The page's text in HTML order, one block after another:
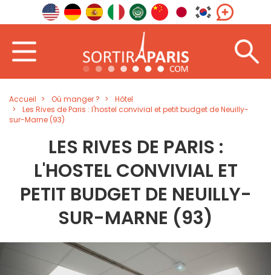
Accueil Où manger ?
Hôtel
Les Rives de Paris : l'hostel convivial et petit budget de Neuilly-
sur-Marne (93)
LES RIVES DE PARIS :
L'HOSTEL CONVIVIAL ET
PETIT BUDGET DE NEUILLY-
SUR-MARNE (93)